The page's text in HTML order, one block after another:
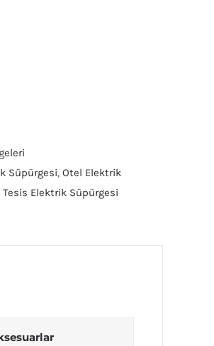
Süpürgesi, Otel Elektrik
Tesis Elektrik Süpürgesi